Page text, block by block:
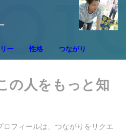
ー 性格 つながり
の人をもっと知
ロフィールは、つながりをリクエ